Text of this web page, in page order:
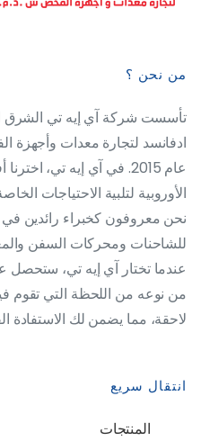
من نحن ؟
تأسست شركة آي إيه تي الشرق
ادفانسد لتجارة معدات
عام 2015. في آي إيه تي،
الأوروبية لتلبية الاحتياجات
نحن معروفون كخبراء رائدين في
للشاحنات ومحركات السفن
عندما تختار آي إيه تي،
من نوعه من اللحظة التي تقوم
لاحقة، مما يضمن لك
انتقال سريع
المنتجات